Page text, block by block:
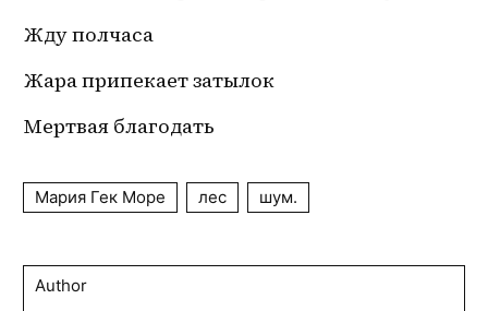
Жду полчаса
Жара припекает затылок
Мертвая благодать
Мария Гек Море лес шум.
Author